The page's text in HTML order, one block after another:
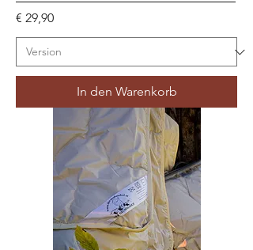
Preis
€ 29,90
In den Warenkorb